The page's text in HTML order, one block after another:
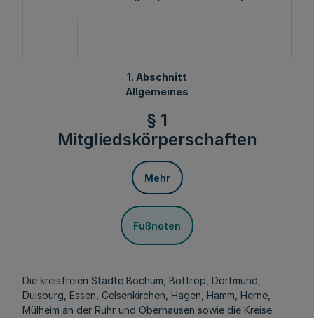
1. Abschnitt
Allgemeines
§ 1
Mitgliedskörperschaften
Mehr
Fußnoten
Die kreisfreien Städte Bochum, Bottrop, Dortmund,
Duisburg, Essen, Gelsenkirchen, Hagen, Hamm, Herne,
Mülheim an der Ruhr und Oberhausen sowie die Kreise